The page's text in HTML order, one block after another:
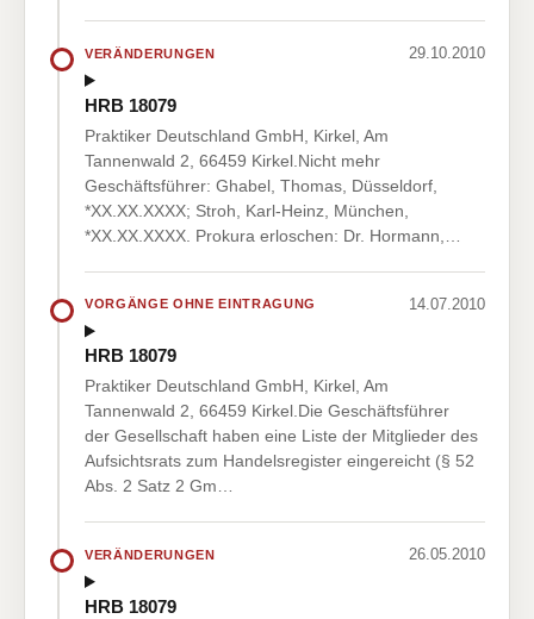
VERÄNDERUNGEN 29.10.2010
HRB 18079
Praktiker Deutschland GmbH, Kirkel, Am
Tannenwald 2, 66459 Kirkel.Nicht mehr
Geschäftsführer: Ghabel, Thomas, Düsseldorf,
*XX.XX.XXXX; Stroh, Karl-Heinz, München,
*XX.XX.XXXX. Prokura erloschen: Dr. Hormann,…
VORGÄNGE OHNE EINTRAGUNG 14.07.2010
HRB 18079
Praktiker Deutschland GmbH, Kirkel, Am
Tannenwald 2, 66459 Kirkel.Die Geschäftsführer
der Gesellschaft haben eine Liste der Mitglieder des
Aufsichtsrats zum Handelsregister eingereicht (§ 52
Abs. 2 Satz 2 Gm…
VERÄNDERUNGEN 26.05.2010
HRB 18079